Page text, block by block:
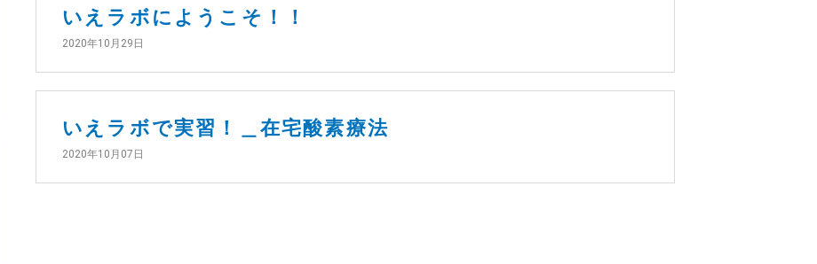
いえラボにようこそ！！
2020年10月29日
いえラボで実習！＿在宅酸素療法
2020年10月07日